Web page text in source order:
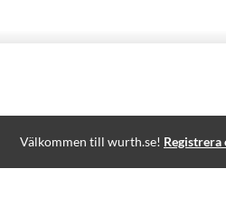
Välkommen till wurth.se!